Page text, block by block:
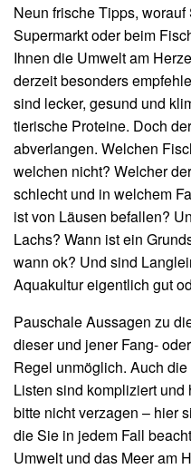
Neun frische Tipps,
Supermarkt oder beim
Ihnen die Umwelt am
derzeit besonders
sind lecker, gesund und
tierische Proteine. Doch
abverlangen. Welchen
welchen nicht? Welcher
schlecht und in welchem
ist von Läusen befallen?
Lachs? Wann ist ein
wann ok? Und sind
Aquakultur eigentlich gut
Pauschale Aussagen zu
dieser und jener Fang-
Regel unmöglich. Auch
Listen sind kompliziert
bitte nicht verzagen – hier
die Sie in jedem Fall
Umwelt und das Meer am